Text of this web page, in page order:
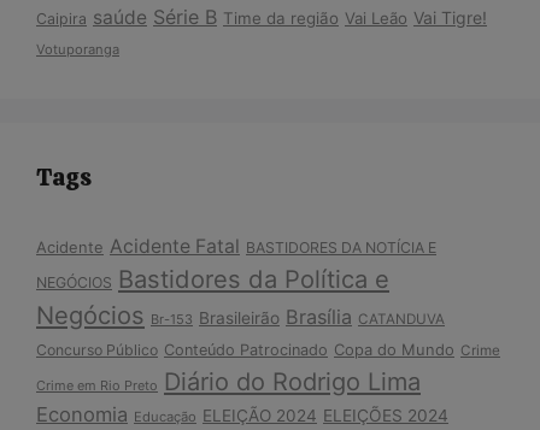
Caipira saúde Série B Time da região Vai Leão Vai Tigre!
Votuporanga
Tags
Acidente Acidente Fatal BASTIDORES DA NOTÍCIA E
NEGÓCIOS Bastidores da Política e
Negócios Br-153 Brasileirão Brasília CATANDUVA
Concurso Público Conteúdo Patrocinado Copa do Mundo Crime
Crime em Rio Preto Diário do Rodrigo Lima
Economia Educação ELEIÇÃO 2024 ELEIÇÕES 2024